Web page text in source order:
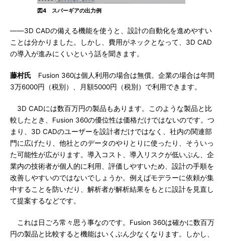
図4 スパーギアの出力例
――3D CADの備える機能を使うと、設計の自動化を進めやすい
ことは分かりました。しかし、費用がネックとなって、3D CAD
の導入が進みにくいという話を聞きます。
藤村氏 Fusion 360は個人利用の場合は無償。企業の場合は年間
3万6000円（税別）、月額5000円（税別）で利用できます。
3D CADには数百万円の製品もあります。このような製品と比
較したとき、Fusion 360の優位性は価格だけではないのです。つ
まり、3D CADのユーザーを設計者だけではなく、社内の関連部
門に広げたり、他社とのデータのやりとりに使ったり、そういっ
た可能性が広がります。導入コスト、導入リスクが低いぶん、企
業内の技術者が個人的に利用、評価しやすいため、設計の手順を
改善しやすいのではないでしょうか。例えばモデラーに依頼が集
中することを防いだり、解析者が解析結果をもとに設計を見直し
て提案するなどです。
これは日ごろ常々思う事なのです。Fusion 360は確かに数百万
円の製品と比較すると機能はいくぶん少なくなります。しかし、